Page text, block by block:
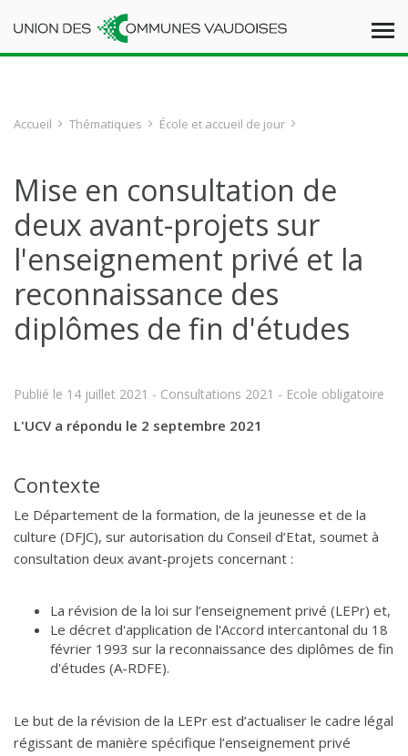
Accueil Thématiques École et accueil de jour
Mise en consultation de
deux avant-projets sur
l'enseignement privé et la
reconnaissance des
diplômes de fin d'études
Publié le 14 juillet 2021 - Consultations 2021 - Ecole obligatoire
L'UCV a répondu le 2 septembre 2021
Contexte
Le Département de la formation, de la jeunesse et de la
culture (DFJC), sur autorisation du Conseil d’Etat, soumet à
consultation deux avant-projets concernant :
La révision de la loi sur l’enseignement privé (LEPr) et,
Le décret d'application de l'Accord intercantonal du 18
février 1993 sur la reconnaissance des diplômes de fin
d'études (A-RDFE).
Le but de la révision de la LEPr est d’actualiser le cadre légal
régissant de manière spécifique l’enseignement privé